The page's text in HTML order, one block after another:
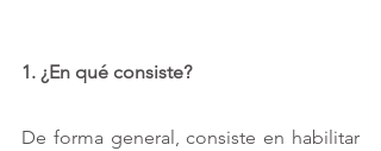
1. ¿En qué consiste?
De forma general, consiste en habilitar